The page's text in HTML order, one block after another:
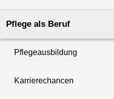
Pflege als Beruf
Pflegeausbildung
Karrierechancen